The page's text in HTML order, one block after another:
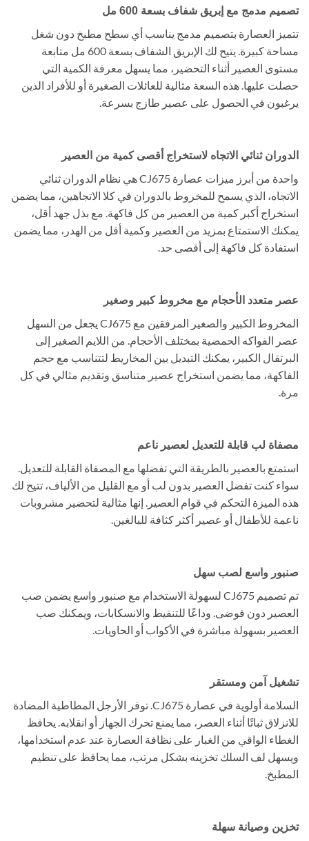
تصميم مدمج مع إبريق شفاف بسعة 600 مل
تتميز العصارة بتصميم مدمج يناسب أي سطح مطبخ دون شغل
مساحة كبيرة. يتيح لك الإبريق الشفاف بسعة 600 مل متابعة
مستوى العصير أثناء التحضير، مما يسهل معرفة الكمية التي
حصلت عليها. هذه السعة مثالية للعائلات الصغيرة أو للأفراد الذين
يرغبون في الحصول على عصير طازج بسرعة.
الدوران ثنائي الاتجاه لاستخراج أقصى كمية من العصير
واحدة من أبرز ميزات عصارة CJ675 هي نظام الدوران ثنائي
الاتجاه، الذي يسمح للمخروط بالدوران في كلا الاتجاهين، مما يضمن
استخراج أكبر كمية من العصير من كل فاكهة. مع بذل جهد أقل،
يمكنك الاستمتاع بمزيد من العصير وكمية أقل من الهدر، مما يضمن
استفادة كل فاكهة إلى أقصى حد.
عصر متعدد الأحجام مع مخروط كبير وصغير
المخروط الكبير والصغير المرفقين مع CJ675 يجعل من السهل
عصر الفواكه الحمضية بمختلف الأحجام. من اللايم الصغير إلى
البرتقال الكبير، يمكنك التبديل بين المخاريط لتتناسب مع حجم
الفاكهة، مما يضمن استخراج عصير متناسق وتقديم مثالي في كل
مرة.
مصفاة لب قابلة للتعديل لعصير ناعم
استمتع بالعصير بالطريقة التي تفضلها مع المصفاة القابلة للتعديل.
سواء كنت تفضل العصير بدون لب أو مع القليل من الألياف، تتيح لك
هذه الميزة التحكم في قوام العصير. إنها مثالية لتحضير مشروبات
ناعمة للأطفال أو عصير أكثر كثافة للبالغين.
صنبور واسع لصب سهل
تم تصميم CJ675 لسهولة الاستخدام مع صنبور واسع يضمن صب
العصير دون فوضى. وداعًا للتنقيط والانسكابات، ويمكنك صب
العصير بسهولة مباشرة في الأكواب أو الحاويات.
تشغيل آمن ومستقر
السلامة أولوية في عصارة CJ675. توفر الأرجل المطاطية المضادة
للانزلاق ثباتًا أثناء العصر، مما يمنع تحرك الجهاز أو انقلابه. يحافظ
الغطاء الواقي من الغبار على نظافة العصارة عند عدم استخدامها،
ويسهل لف السلك تخزينه بشكل مرتب، مما يحافظ على تنظيم
المطبخ.
تخزين وصيانة سهلة